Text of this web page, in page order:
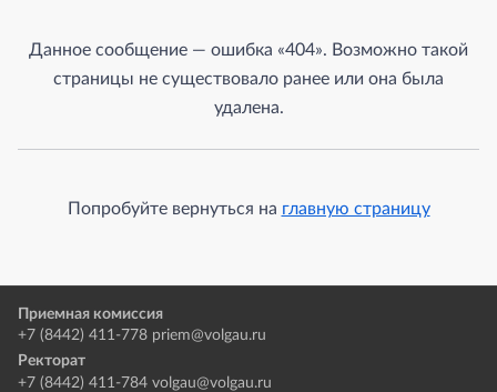
Данное сообщение — ошибка «404». Возможно такой
страницы не существовало ранее или она была
удалена.
Попробуйте вернуться на главную страницу
Приемная комиссия
+7 (8442) 411-778 priem@volgau.ru
Ректорат
+7 (8442) 411-784 volgau@volgau.ru